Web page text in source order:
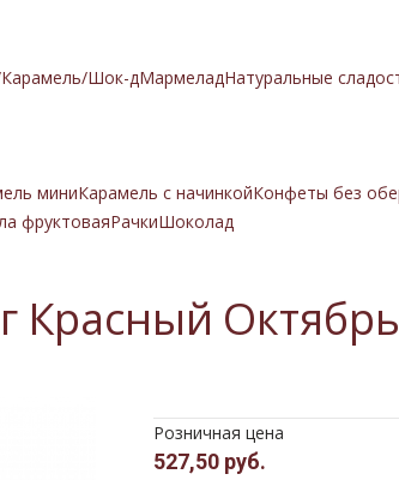
Шок-дМармеладНатуральные
миниКарамель с начинкойКонфеты без
фруктоваяРачкиШоколад
Красный Октябрь
Розничная цена
527,50 руб.